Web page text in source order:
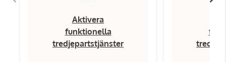
Aktivera
funktionella
tredjepartstjänster